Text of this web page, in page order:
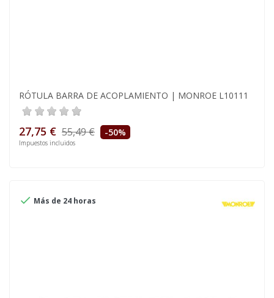
RÓTULA BARRA DE ACOPLAMIENTO | MONROE L10111
27,75 € 55,49 € -50%
Impuestos incluidos
 Más de 24 horas